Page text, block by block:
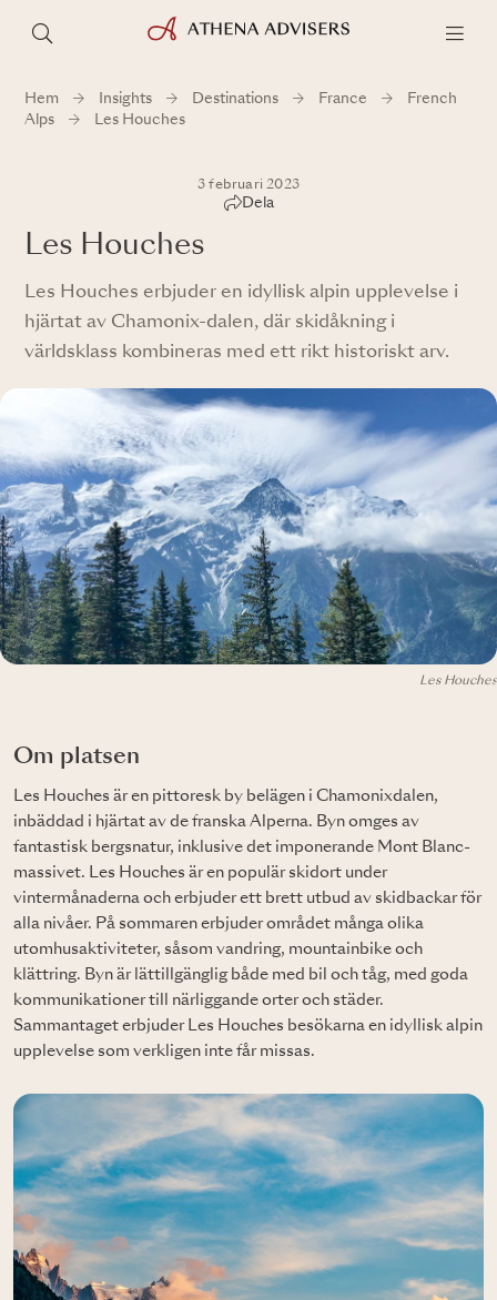
Hem Insights Destinations France
French
Alps
Les Houches
3 februari 2023
Dela
Les Houches
Les Houches erbjuder en idyllisk alpin upplevelse i
hjärtat av Chamonix-dalen, där skidåkning i
världsklass kombineras med ett rikt historiskt arv.
Les Houches
Om platsen
Les Houches är en pittoresk by belägen i Chamonixdalen,
inbäddad i hjärtat av de franska Alperna. Byn omges av
fantastisk bergsnatur, inklusive det imponerande Mont Blanc-
massivet. Les Houches är en populär skidort under
vintermånaderna och erbjuder ett brett utbud av skidbackar för
alla nivåer. På sommaren erbjuder området många olika
utomhusaktiviteter, såsom vandring, mountainbike och
klättring. Byn är lättillgänglig både med bil och tåg, med goda
kommunikationer till närliggande orter och städer.
Sammantaget erbjuder Les Houches besökarna en idyllisk alpin
upplevelse som verkligen inte får missas.